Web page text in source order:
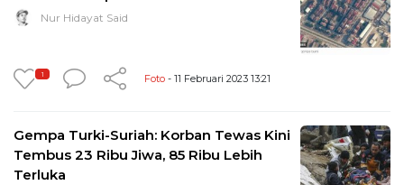
Nur Hidayat Said
1 Foto - 11 Februari 2023 13:21
Gempa Turki-Suriah: Korban Tewas Kini
Tembus 23 Ribu Jiwa, 85 Ribu Lebih
Terluka